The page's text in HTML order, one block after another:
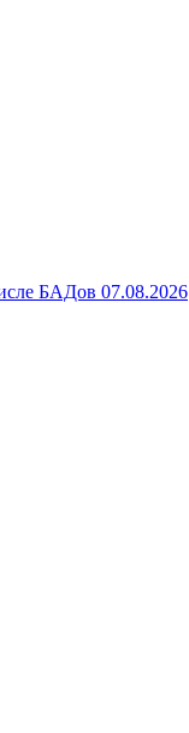
БАДов 07.08.2026